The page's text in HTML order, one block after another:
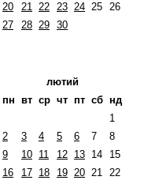
20
21 22 23 24 25 26
27
28 29 30
лютий
пн вт ср чт пт сб нд
1
2
3 4 5 6 7
8
9
10 11 12 13 14
15
16
17 18 19 20 21 22